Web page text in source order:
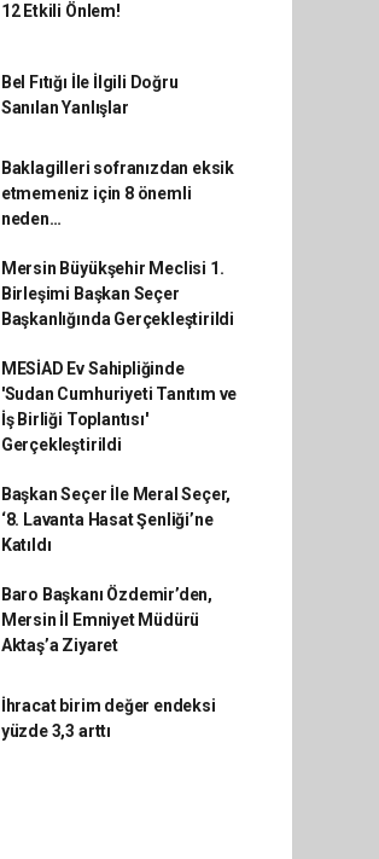
12 Etkili Önlem!
Bel Fıtığı İle İlgili Doğru
Sanılan Yanlışlar
Baklagilleri sofranızdan eksik
etmemeniz için 8 önemli
neden…
Mersin Büyükşehir Meclisi 1.
Birleşimi Başkan Seçer
Başkanlığında Gerçekleştirildi
MESİAD Ev Sahipliğinde
'Sudan Cumhuriyeti Tanıtım ve
İş Birliği Toplantısı'
Gerçekleştirildi
Başkan Seçer İle Meral Seçer,
‘8. Lavanta Hasat Şenliği’ne
Katıldı
Baro Başkanı Özdemir’den,
Mersin İl Emniyet Müdürü
Aktaş’a Ziyaret
İhracat birim değer endeksi
yüzde 3,3 arttı